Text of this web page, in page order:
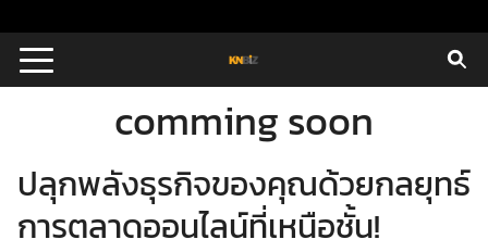
content
Search
for:
comming soon
ปลุกพลังธุรกิจของคุณด้วยกลยุทธ์
การตลาดออนไลน์ที่เหนือชั้น!